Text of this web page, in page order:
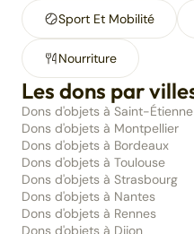
Sport Et Mobilité
Nourriture
Les dons par
Dons d'objets à Saint-Étienne
Dons d'objets à Montpellier
Dons d'objets à Bordeaux
Dons d'objets à Toulouse
Dons d'objets à Strasbourg
Dons d'objets à Nantes
Dons d'objets à Rennes
Dons d'objets à Dijon